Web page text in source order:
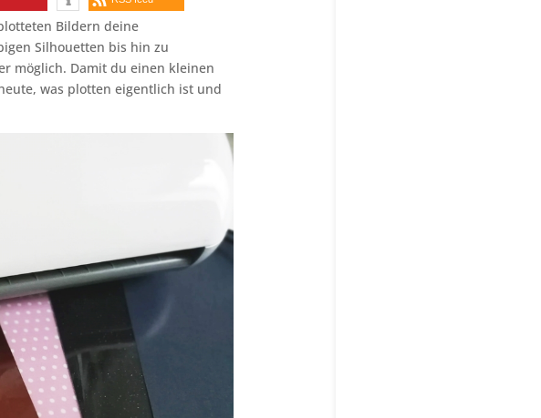
Bildern deine
Silhouetten bis hin zu
möglich. Damit du einen kleinen
was plotten eigentlich ist und